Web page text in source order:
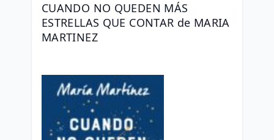
CUANDO NO QUEDEN MÁS
ESTRELLAS QUE CONTAR de MARIA
MARTINEZ